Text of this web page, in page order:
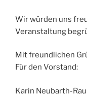
Wir würden uns
Veranstaltung
Mit freundlichen
Für den Vorstand:
Karin Neubarth-